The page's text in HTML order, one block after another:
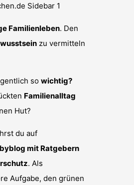
Familienleben. Den
zu vermitteln
so wichtig?
Familienalltag
Hut?
du auf
mit Ratgebern
. Als
Aufgabe, den grünen